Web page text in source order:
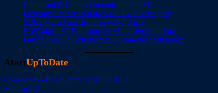
Command & Conquer kommt auf den ST
Festplattentreiber HDDRIVER 13.00 verfügbar
SDL2 kommt auf den FreeMiNT-Atari
NoSTalgia: ST-Emulator für Mac feiert Comeback
Falcon Rebuild: Wizztronics Falcon-Nachbau bootet
AtariUpToDate
Command & Conquer for Atari ST 0.1.1
Motosu 1.0